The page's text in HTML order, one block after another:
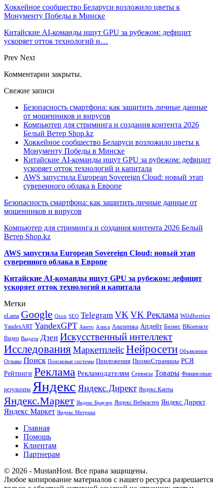
Хоккейное сообщество Беларуси возложило цветы к
Монументу Победы в Минске
Китайские AI-команды ищут GPU за рубежом: дефицит
ускоряет отток технологий и…
Prev Next
Комментарии закрыты.
Свежие записи
Безопасность смартфона: как защитить личные данные
от мошенников и вирусов
Компьютер для стриминга и создания контента 2026
Белый Ветер Shop.kz
Хоккейное сообщество Беларуси возложило цветы к
Монументу Победы в Минске
Китайские AI-команды ищут GPU за рубежом: дефицит
ускоряет отток технологий и капитала
AWS запустила European Sovereign Cloud: новый этап
суверенного облака в Европе
Безопасность смартфона: как защитить личные данные от
мошенников и вирусов
Компьютер для стриминга и создания контента 2026 Белый
Ветер Shop.kz
AWS запустила European Sovereign Cloud: новый этап
суверенного облака в Европе
Китайские AI-команды ищут GPU за рубежом: дефицит
ускоряет отток технологий и капитала
Метки
eLama Google Ozon SEO Telegram VKVK Реклама Wildberries
YandexART YandexGPT Авито Алиса Аналитика Апдейт Бизнес ВКонтакте
Видео Выдача Дзен Искусственный интеллект
Исследования МаркетплейсНейросети Объявления
Отзывы Поиск Поисковые системы Приложения ПромоСтраницы РСЯ
Рейтинги Реклама Рекламодателям Сервисы Товары Финансовые
результаты Яндекс Яндекс.Директ Яндекс.Карты
Яндекс.Маркет Яндекс Браузер Яндекс Вебмастер Яндекс Директ
Яндекс Маркет Яндекс Метрика
Главная
Помощь
Клиентам
Партнерам
© 2026 - MustanHost. Все права защищены.
Любое копирование материалов с нашего ресурса разрешается